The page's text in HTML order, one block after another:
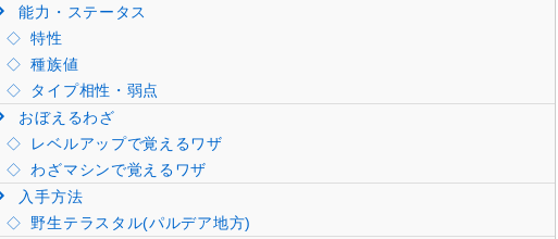
能力・ステータス
特性
種族値
タイプ相性・弱点
おぼえるわざ
レベルアップで覚えるワザ
わざマシンで覚えるワザ
入手方法
野生テラスタル(パルデア地方)